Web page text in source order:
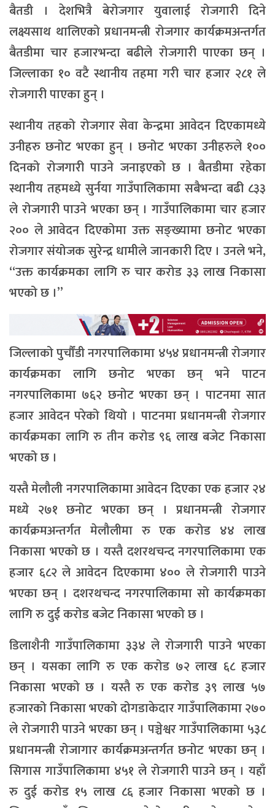
बैतडी । देशभित्रै बेरोजगार युवालाई रोजगारी दिने
लक्ष्यसाथ थालिएको प्रधानमन्त्री रोजगार कार्यक्रमअन्तर्गत
बैतडीमा चार हजारभन्दा बढीले रोजगारी पाएका छन् ।
जिल्लाका १० वटै स्थानीय तहमा गरी चार हजार २८१ ले
रोजगारी पाएका हुन् ।
स्थानीय तहको रोजगार सेवा केन्द्रमा आवेदन दिएकामध्ये
उनीहरु छनोट भएका हुन् । छनोट भएका उनीहरुले १००
दिनको रोजगारी पाउने जनाइएको छ । बैतडीमा रहेका
स्थानीय तहमध्ये सुर्नया गाउँपालिकामा सबैभन्दा बढी ८३३
ले रोजगारी पाउने भएका छन् । गाउँपालिकामा चार हजार
२०० ले आवेदन दिएकोमा उक्त सङ्ख्यामा छनोट भएका
रोजगार संयोजक सुरेन्द्र धामीले जानकारी दिए । उनले भने,
“उक्त कार्यक्रमका लागि रु चार करोड ३३ लाख निकासा
भएको छ ।”
जिल्लाको पुर्चौंडी नगरपालिकामा ४५४ प्रधानमन्त्री रोजगार
कार्यक्रमका लागि छनोट भएका छन् भने पाटन
नगरपालिकामा ७६२ छनोट भएका छन् । पाटनमा सात
हजार आवेदन परेको थियो । पाटनमा प्रधानमन्त्री रोजगार
कार्यक्रमका लागि रु तीन करोड ९६ लाख बजेट निकासा
भएको छ ।
यस्तै मेलौली नगरपालिकामा आवेदन दिएका एक हजार २४
मध्ये २७१ छनोट भएका छन् । प्रधानमन्त्री रोजगार
कार्यक्रमअन्तर्गत मेलौलीमा रु एक करोड ४४ लाख
निकासा भएको छ । यस्तै दशरथचन्द नगरपालिकामा एक
हजार ६८२ ले आवेदन दिएकामा ४०० ले रोजगारी पाउने
भएका छन् । दशरथचन्द नगरपालिकामा सो कार्यक्रमका
लागि रु दुई करोड बजेट निकासा भएको छ ।
डिलाशैनी गाउँपालिकामा ३३४ ले रोजगारी पाउने भएका
छन् । यसका लागि रु एक करोड ७२ लाख ६८ हजार
निकासा भएको छ । यस्तै रु एक करोड ३९ लाख ५७
हजारको निकासा भएको दोगडाकेदार गाउँपालिकामा २७०
ले रोजगारी पाउने भएका छन् । पञ्चेश्वर गाउँपालिकामा ५३८
प्रधानमन्त्री रोजागार कार्यक्रमअन्तर्गत छनोट भएका छन् ।
सिगास गाउँपालिकामा ४५१ ले रोजगारी पाउने छन् । यहाँ
रु दुई करोड १५ लाख ८६ हजार निकासा भएको छ ।